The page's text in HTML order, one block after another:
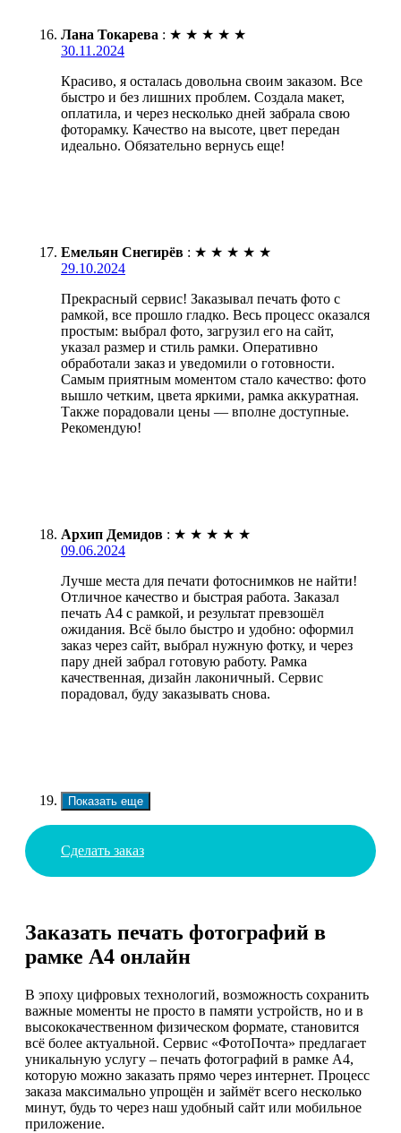
Лана Токарева : ★ ★ ★ ★ ★
30.11.2024
Красиво, я осталась довольна своим заказом. Все
быстро и без лишних проблем. Создала макет,
оплатила, и через несколько дней забрала свою
фоторамку. Качество на высоте, цвет передан
идеально. Обязательно вернусь еще!
Емельян Снегирёв : ★ ★ ★ ★ ★
29.10.2024
Прекрасный сервис! Заказывал печать фото с
рамкой, все прошло гладко. Весь процесс оказался
простым: выбрал фото, загрузил его на сайт,
указал размер и стиль рамки. Оперативно
обработали заказ и уведомили о готовности.
Самым приятным моментом стало качество: фото
вышло четким, цвета яркими, рамка аккуратная.
Также порадовали цены — вполне доступные.
Рекомендую!
Архип Демидов : ★ ★ ★ ★ ★
09.06.2024
Лучше места для печати фотоснимков не найти!
Отличное качество и быстрая работа. Заказал
печать А4 с рамкой, и результат превзошёл
ожидания. Всё было быстро и удобно: оформил
заказ через сайт, выбрал нужную фотку, и через
пару дней забрал готовую работу. Рамка
качественная, дизайн лаконичный. Сервис
порадовал, буду заказывать снова.
Показать еще
Сделать заказ
Заказать печать фотографий в
рамке А4 онлайн
В эпоху цифровых технологий, возможность сохранить
важные моменты не просто в памяти устройств, но и в
высококачественном физическом формате, становится
всё более актуальной. Сервис «ФотоПочта» предлагает
уникальную услугу – печать фотографий в рамке А4,
которую можно заказать прямо через интернет. Процесс
заказа максимально упрощён и займёт всего несколько
минут, будь то через наш удобный сайт или мобильное
приложение.